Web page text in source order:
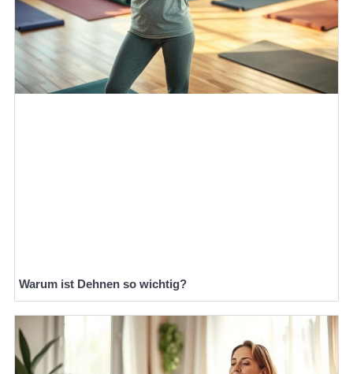
Warum ist Dehnen so wichtig?